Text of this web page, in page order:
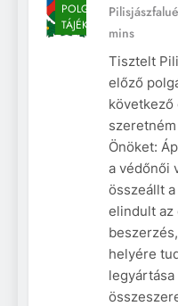
POLGÁRMESTERI
TÁJÉKOZTATÓmins
Tisztelt
előző
Önöket:
a védőnői
összeállt
elindult az
helyére